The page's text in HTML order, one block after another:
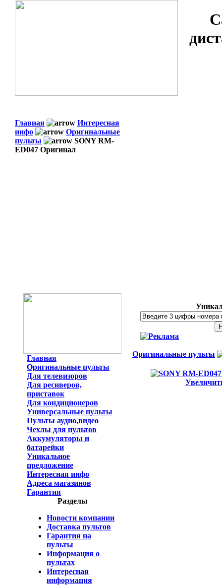
Главная
Интересная
инфо
Оригинальные
пульты
SONY RM-
ED047 Оригинал
Главная
Оригинальные пульты
Для телевизоров
Для ресиверов,
приставок
Для кондиционеров
Универсальные пульты
Пульты аудио,видео
Чехлы для пультов
Аккумуляторы и
батарейки
Уникальное
предложение
Интересная инфо
Адреса магазинов
Гарантия
Разделы
Новости компании
Доставка пультов
Гарантия на
пульты
Информация о
пультах
Интересная
информация
Оригинальные пульты